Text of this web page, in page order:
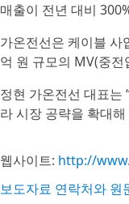
매출이 전년 대비
가온전선은 케이블 사
억 원 규모의 MV(중
정현 가온전선 대표는
라 시장 공략을 확대
웹사이트: http://
보도자료 연락처와 원